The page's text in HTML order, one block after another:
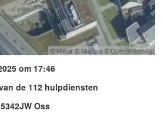
om 17:46
de 112 hulpdiensten
Oss